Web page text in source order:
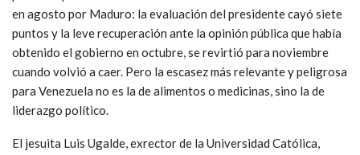
en agosto por Maduro: la evaluación del presidente cayó siete
puntos y la leve recuperación ante la opinión pública que había
obtenido el gobierno en octubre, se revirtió para noviembre
cuando volvió a caer. Pero la escasez más relevante y peligrosa
para Venezuela no es la de alimentos o medicinas, sino la de
liderazgo político.
El jesuita Luis Ugalde, exrector de la Universidad Católica,